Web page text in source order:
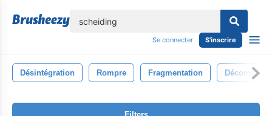
Se connecter S'inscrire
Désintégration Rompre Fragmentation